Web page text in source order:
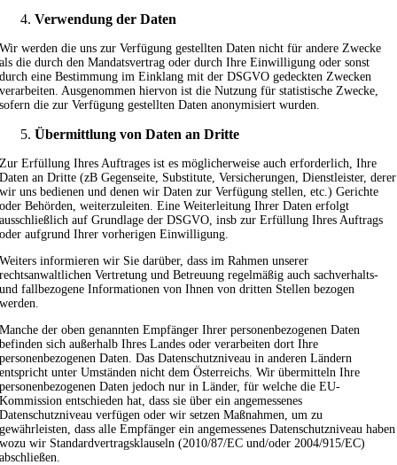
Verwendung der Daten
Wir werden die uns zur Verfügung gestellten Daten nicht für andere Zwecke
als die durch den Mandatsvertrag oder durch Ihre Einwilligung oder sonst
durch eine Bestimmung im Einklang mit der DSGVO gedeckten Zwecken
verarbeiten. Ausgenommen hiervon ist die Nutzung für statistische Zwecke,
sofern die zur Verfügung gestellten Daten anonymisiert wurden.
Übermittlung von Daten an Dritte
Zur Erfüllung Ihres Auftrages ist es möglicherweise auch erforderlich, Ihre
Daten an Dritte (zB Gegenseite, Substitute, Versicherungen, Dienstleister, derer
wir uns bedienen und denen wir Daten zur Verfügung stellen, etc.) Gerichte
oder Behörden, weiterzuleiten. Eine Weiterleitung Ihrer Daten erfolgt
ausschließlich auf Grundlage der DSGVO, insb zur Erfüllung Ihres Auftrags
oder aufgrund Ihrer vorherigen Einwilligung.
Weiters informieren wir Sie darüber, dass im Rahmen unserer
rechtsanwaltlichen Vertretung und Betreuung regelmäßig auch sachverhalts-
und fallbezogene Informationen von Ihnen von dritten Stellen bezogen
werden.
Manche der oben genannten Empfänger Ihrer personenbezogenen Daten
befinden sich außerhalb Ihres Landes oder verarbeiten dort Ihre
personenbezogenen Daten. Das Datenschutzniveau in anderen Ländern
entspricht unter Umständen nicht dem Österreichs. Wir übermitteln Ihre
personenbezogenen Daten jedoch nur in Länder, für welche die EU-
Kommission entschieden hat, dass sie über ein angemessenes
Datenschutzniveau verfügen oder wir setzen Maßnahmen, um zu
gewährleisten, dass alle Empfänger ein angemessenes Datenschutzniveau haben
wozu wir Standardvertragsklauseln (2010/87/EC und/oder 2004/915/EC)
abschließen.